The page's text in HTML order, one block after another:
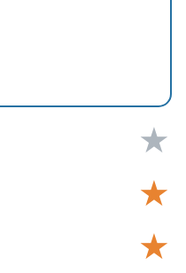
★
★
★